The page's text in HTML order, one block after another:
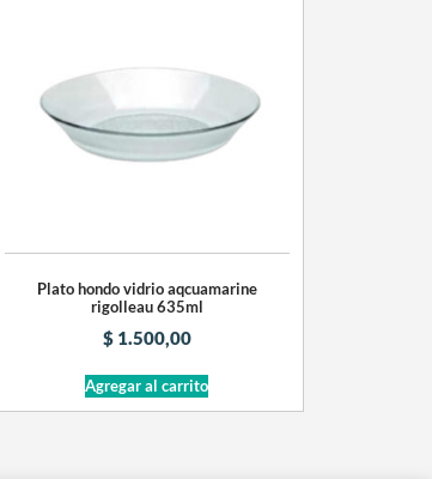
Plato hondo vidrio aqcuamarine
rigolleau 635ml
$1.500,00
Agregar al carrito